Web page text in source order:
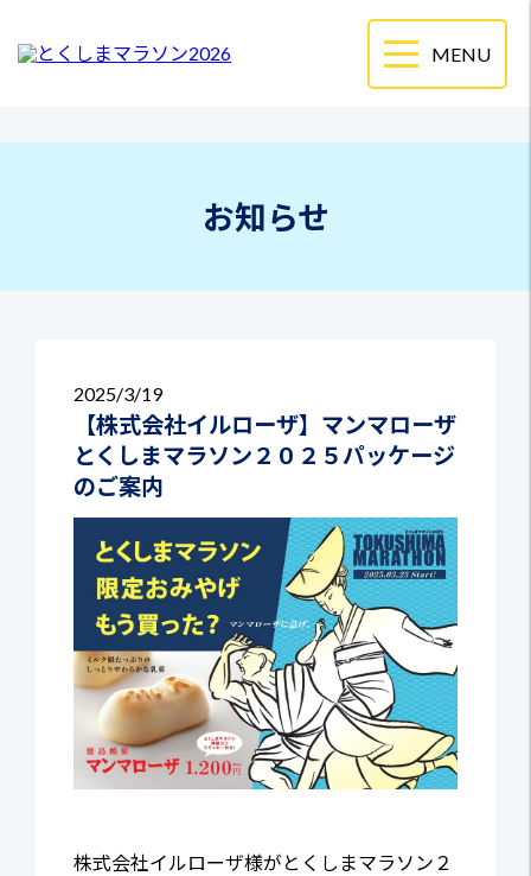
お知らせ
2025 3/19
【株式会社イルローザ】マンマローザ
とくしまマラソン２０２５パッケージ
のご案内
株式会社イルローザ様がとくしまマラソン２